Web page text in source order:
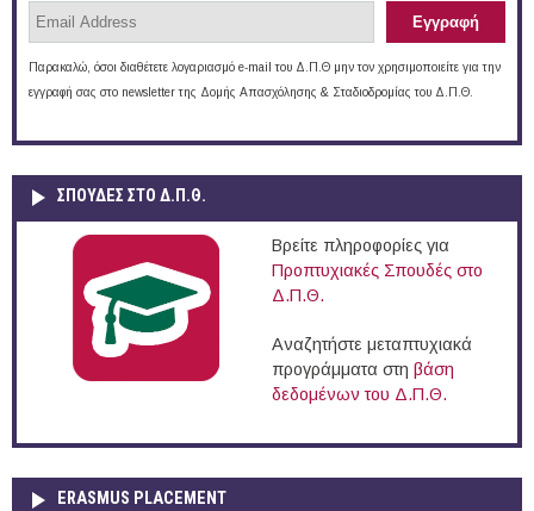
Παρακαλώ, όσοι διαθέτετε λογαριασμό e-mail του Δ.Π.Θ μην τον χρησιμοποιείτε για την
εγγραφή σας στο newsletter της Δομής Απασχόλησης & Σταδιοδρομίας του Δ.Π.Θ.
ΣΠΟΥΔΈΣ ΣΤΟ Δ.Π.Θ.
Βρείτε πληροφορίες για
Προπτυχιακές Σπουδές στο
Δ.Π.Θ.
Αναζητήστε μεταπτυχιακά
προγράμματα στη βάση
δεδομένων του Δ.Π.Θ.
ERASMUS PLACEMENT